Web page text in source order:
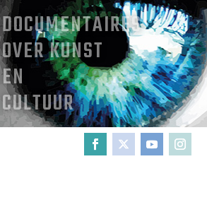
DOCUMENTAIRES
OVER KUNST
EN
CULTUUR